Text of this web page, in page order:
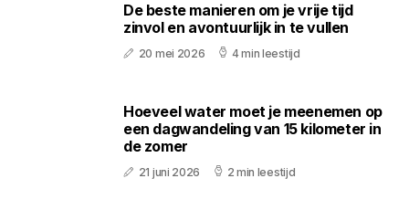
De beste manieren om je vrije tijd
zinvol en avontuurlijk in te vullen
20 mei 2026 4 min leestijd
Hoeveel water moet je meenemen op
een dagwandeling van 15 kilometer in
de zomer
21 juni 2026 2 min leestijd